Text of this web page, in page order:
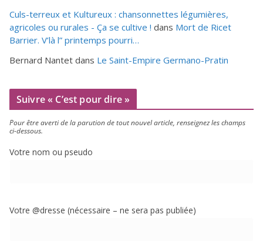
Culs-terreux et Kultureux : chansonnettes légumières,
agricoles ou rurales - Ça se cultive ! dans Mort de Ricet
Barrier. V’là l” printemps pourri…
Bernard Nantet dans Le Saint-Empire Germano-Pratin
Suivre « C’est pour dire »
Pour être aver­ti de la paru­tion de tout nou­vel article, ren­sei­gnez les champs
ci-dessous.
Votre nom ou pseudo
Votre @dresse (néces­saire – ne sera pas publiée)